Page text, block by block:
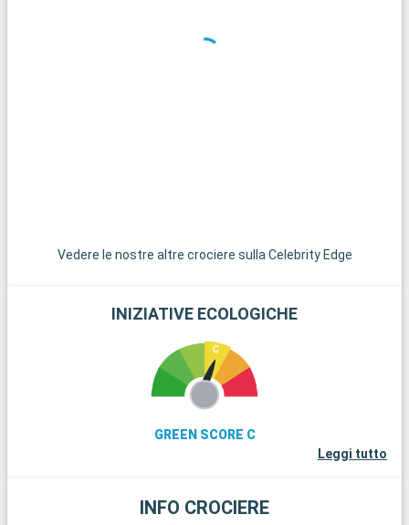
Vedere le nostre altre crociere sulla Celebrity Edge
INIZIATIVE ECOLOGICHE
GREEN SCORE C
Leggi tutto
INFO CROCIERE